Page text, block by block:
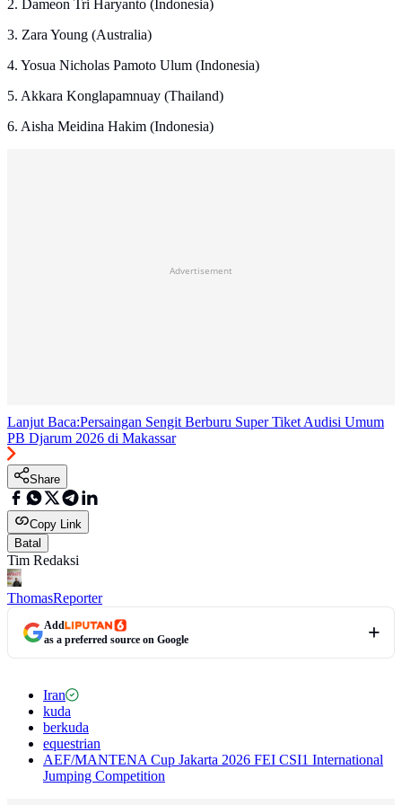
2.⁠ ⁠Dameon Tri Haryanto (Indonesia)
3.⁠ ⁠Zara Young (Australia)
4.⁠ ⁠Yosua Nicholas Pamoto Ulum (Indonesia)
5.⁠ ⁠Akkara Konglapamnuay (Thailand)
6.⁠ ⁠Aisha Meidina Hakim (Indonesia)
Advertisement
Lanjut Baca:Persaingan Sengit Berburu Super Tiket Audisi Umum
PB Djarum 2026 di Makassar
Share
Copy Link
Batal
Tim Redaksi
ThomasReporter
Add
as a preferred source on Google
Iran
kuda
berkuda
equestrian
AEF/MANTENA Cup Jakarta 2026 FEI CSI1 International
Jumping Competition